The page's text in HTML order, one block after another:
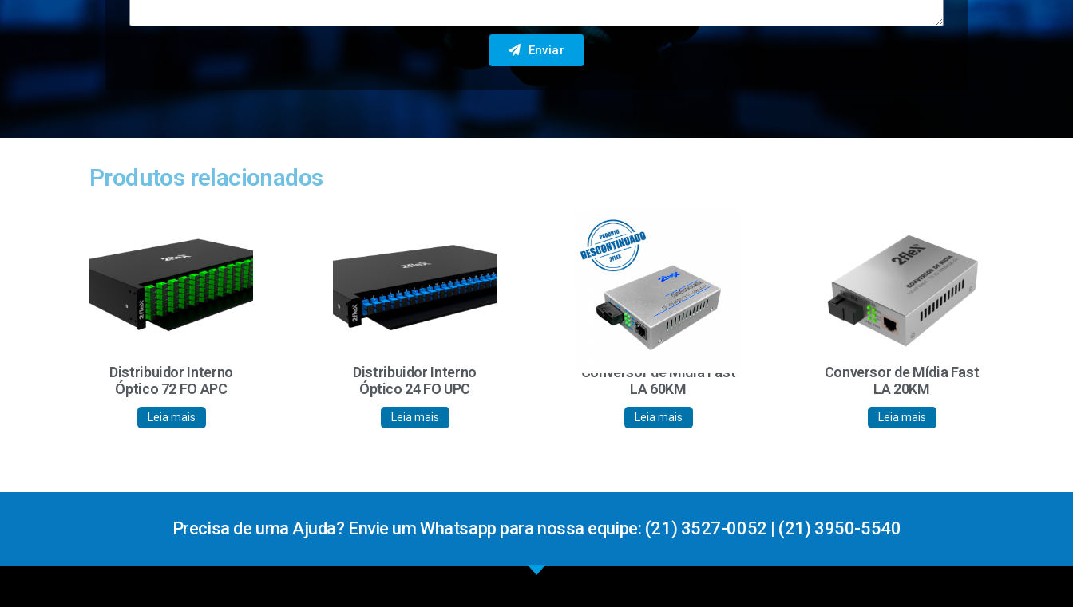
Enviar
Produtos relacionados
Distribuidor Interno
Óptico 72 FO APC
Leia mais
Distribuidor Interno
Óptico 24 FO UPC
Leia mais
Conversor de Mídia Fast
LA 60KM
Leia mais
Conversor de Mídia Fast
LA 20KM
Leia mais
Precisa de uma Ajuda? Envie um Whatsapp para nossa equipe: (21) 3527-0052 | (21) 3950-5540